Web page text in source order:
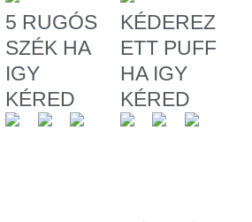
5 RUGÓS
SZÉK HA
IGY
KÉRED
KÉDEREZ
ETT PUFF
HA IGY
KÉRED